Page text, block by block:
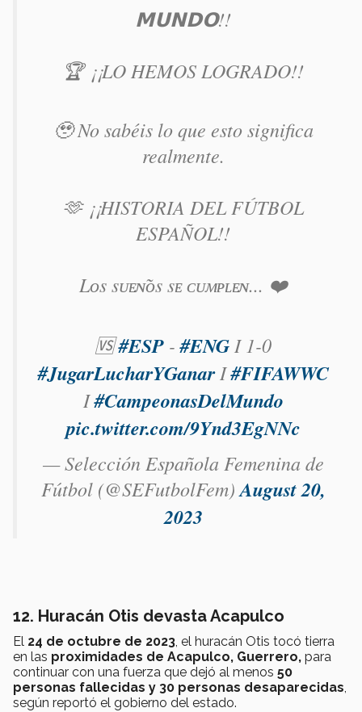
𝗠𝗨𝗡𝗗𝗢!!
🏆 ¡¡LO HEMOS LOGRADO!!
🥹 No sabéis lo que esto significa
realmente.
🫶 ¡¡HISTORIA DEL FÚTBOL
ESPAÑOL!!
Lᴏs sᴜᴇɴ̃ᴏs sᴇ ᴄᴜᴍᴘʟᴇɴ... ❤️
🆚#ESP -#ENG I 1-0
#JugarLucharYGanarI#FIFAWWC
I#CampeonasDelMundo
pic.twitter.com/9Ynd3EgNNc
— Selección Española Femenina de
Fútbol (@SEFutbolFem)August 20,
2023
12. Huracán Otis devasta Acapulco
El 24 de octubre de 2023, el huracán Otis tocó tierra
en las proximidades de Acapulco, Guerrero, para
continuar con una fuerza que dejó al menos 50
personas fallecidas y 30 personas desaparecidas,
según reportó el gobierno del estado.